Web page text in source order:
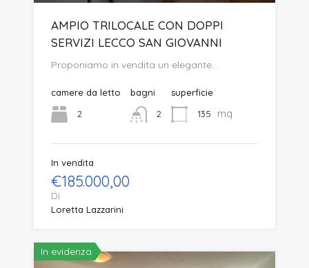
AMPIO TRILOCALE CON DOPPI
SERVIZI LECCO SAN GIOVANNI
Proponiamo in vendita un elegante…
camere da letto
2
bagni
2
superficie
135
mq
In vendita
€185.000,00
Di
Loretta Lazzarini
In evidenza